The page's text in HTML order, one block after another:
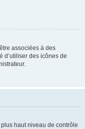
associées à des
d’utiliser des icônes de
haut niveau de contrôle